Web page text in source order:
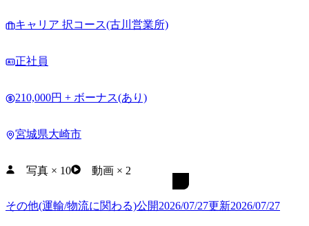
キャリア 択コース(古川営業所)
正社員
210,000円 + ボーナス(あり)
宮城県大崎市
写真 × 10 動画 × 2
その他(運輸/物流に関わる)公開2026/07/27更新2026/07/27